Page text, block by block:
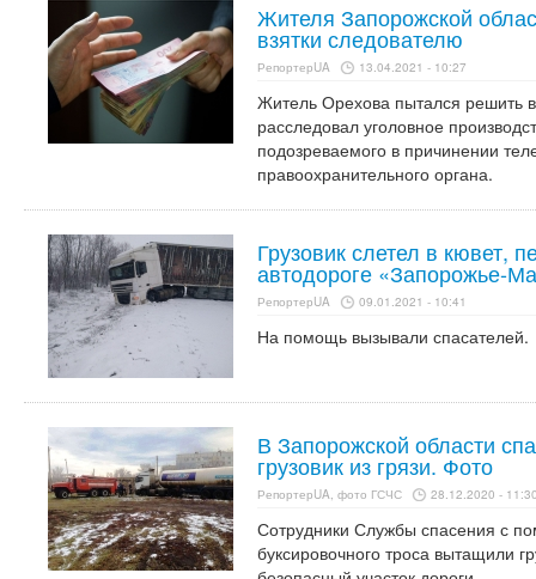
Жителя Запорожской
взятки следователю
РепортерUA 13.04.2021 - 10:27
Житель Орехова пытался решить
расследовал уголовное
подозреваемого в причинении
правоохранительного органа.
Грузовик слетел в кювет,
автодороге «Запорожье-
РепортерUA 09.01.2021 - 10:41
На помощь вызывали спасателей.
В Запорожской области
грузовик из грязи. Фото
РепортерUA, фото ГСЧС 28.12.2020 -
Сотрудники Службы спасения с
буксировочного троса вытащили